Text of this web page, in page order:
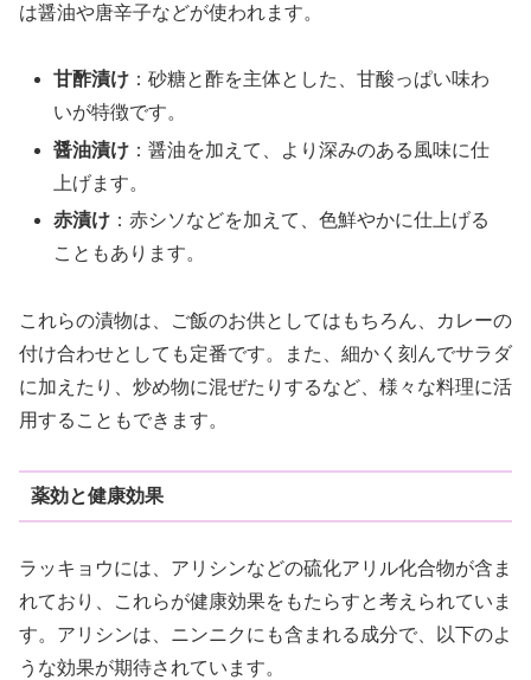
は醤油や唐辛子などが使われます。
甘酢漬け ：砂糖と酢を主体とした、甘酸っぱい味わ
いが特徴です。
醤油漬け ：醤油を加えて、より深みのある風味に仕
上げます。
赤漬け ：赤シソなどを加えて、色鮮やかに仕上げる
こともあります。
これらの漬物は、ご飯のお供としてはもちろん、カレーの
付け合わせとしても定番です。また、細かく刻んでサラダ
に加えたり、炒め物に混ぜたりするなど、様々な料理に活
用することもできます。
薬効と健康効果
ラッキョウには、アリシンなどの硫化アリル化合物が含ま
れており、これらが健康効果をもたらすと考えられていま
す。アリシンは、ニンニクにも含まれる成分で、以下のよ
うな効果が期待されています。